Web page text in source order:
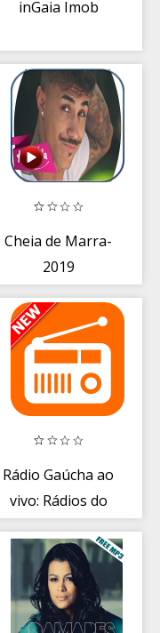
inGaia Imob
Cheia de Marra-
2019
Rádio Gaúcha ao
vivo: Rádios do